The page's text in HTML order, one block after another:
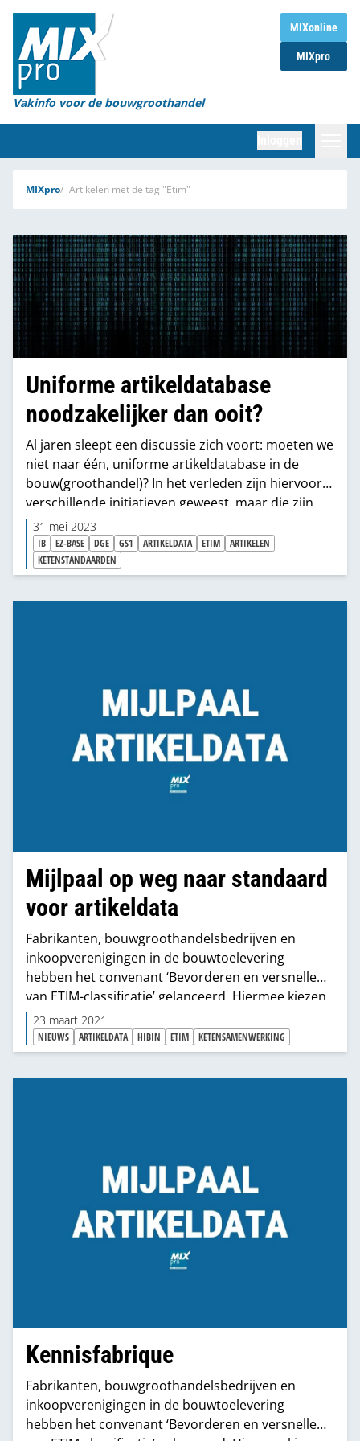
MIXonline
MIXpro
Vakinfo voor de bouwgroothandel
Home
Magazines
Organisaties
Marktcijfers
Word abonnee
Partners
MIXpro Artikelen met de tag "Etim"
Uniforme artikel­database
noodzakelijker dan ooit?
Al jaren sleept een discussie zich voort: moeten we
niet naar één, uniforme artikeldatabase in de
bouw(groothandel)? In het verleden zijn hiervoor
verschillende initiatieven geweest, maar die zijn
om verschillende redenen nooit concreet
geworden. Toch is de discussie actueler dan ooit,
want het belang van artikeldata neemt snel toe.
We vroegen een aantal partijen in de branche naar
hun mening voorMIXpro's Automatiserings-
31 mei 2023
IB EZ-BASE DGE GS1 ARTIKELDATA ETIM
ARTIKELEN
KETENSTANDAARDEN
Mijlpaal op weg naar standaard
voor artikeldata
Fabrikanten, bouwgroothandelsbedrijven en
inkoopverenigingen in de bouwtoelevering
hebben het convenant ‘Bevorderen en versnellen
van ETIM-classificatie’ gelanceerd. Hiermee kiezen
zij voor een uniforme taal voor artikeldata. ETIM
maakt het mogelijk om producten op een
standaard manier te classificeren. Hierdoor
worden artikeldata in de hele bouwketen beter,
23 maart 2021
NIEUWS ARTIKELDATA HIBIN ETIM KETENSAMENWERKING
Kennisfabrique
Fabrikanten, bouwgroothandelsbedrijven en
inkoopverenigingen in de bouwtoelevering
hebben het convenant ‘Bevorderen en versnellen